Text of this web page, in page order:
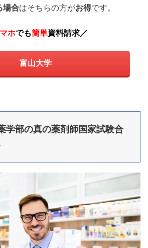
場合はそちらの方がお得です。
ホでも簡単資料請求／
富山大学
学部の真の薬剤師国家試験合